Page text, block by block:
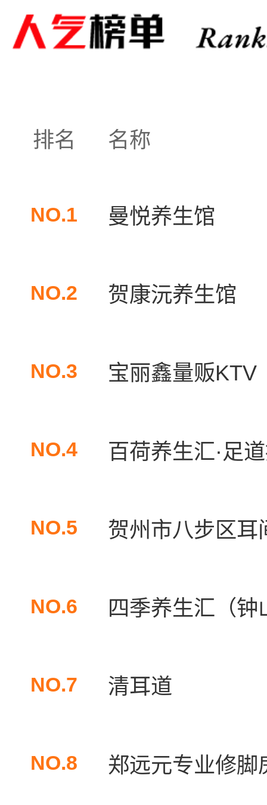
排名 名称
NO.1 曼悦养生馆
NO.2 贺康沅养生馆
NO.3 宝丽鑫量贩KTV
NO.4 百荷养生汇·足
NO.5 贺州市八步区耳
NO.6 四季养生汇（钟
NO.7 清耳道
NO.8 郑远元专业修脚